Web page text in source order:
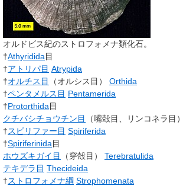
オルドビス紀のストロフォメナ類化石。
†Athyridida目
†アトリパ目 Atrypida
†オルチス目 （オルシス目） Orthida
†ペンタメルス目 Pentamerida
†Protorthida目
クチバシチョウチン目
（嘴殻目、リンコネラ目）
†スピリファー目 Spiriferida
†Spiriferinida目
ホウズキガイ目
（穿殻目） Terebratulida
テキデラ目 Thecideida
†ストロフォメナ綱 Strophomenata